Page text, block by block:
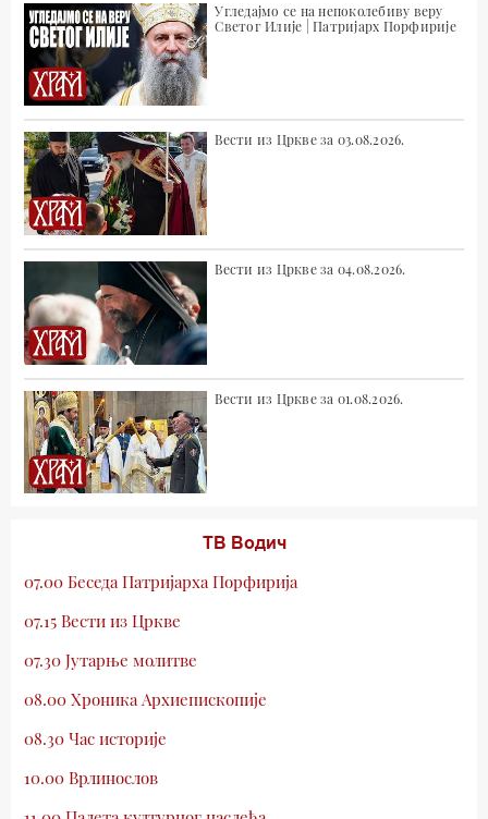
Угледајмо се на непоколебиву веру
Светог Илије | Патријарх Порфирије
Вести из Цркве за 03.08.2026.
Вести из Цркве за 04.08.2026.
Вести из Цркве за 01.08.2026.
ТВ Водич
07.00 Беседа Патријарха Порфирија
07.15 Вести из Цркве
07.30 Јутарње молитве
08.00 Хроника Архиепископије
08.30 Час историје
10.00 Врлинослов